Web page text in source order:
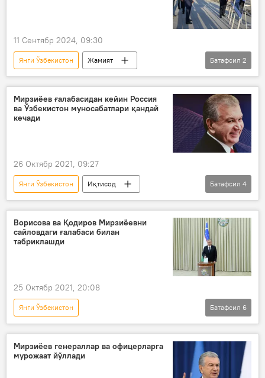
11 Сентябр 2024, 09:30
Янги Ўзбекистон
Жамият
Ўзбекистон
Шавкат Мирзиёев
қурилиш
Батафсил 2
Мирзиёев ғалабасидан кейин Россия
ва Ўзбекистон муносабатлари қандай
кечади
26 Октябр 2021, 09:27
Янги Ўзбекистон
Иқтисод
Ўзбекистон
Шавкат Мирзиёев
сайлов натижалари
Россия
Батафсил 4
Ворисова ва Қодиров Мирзиёевни
сайловдаги ғалабаси билан
табриклашди
25 Октябр 2021, 20:08
Янги Ўзбекистон
Ўзбекистонда президент сайловлари-2021
Шавкат Мирзиёев
сайловлар
Алишер Қодиров
Батафсил 6
Мирзиёев генераллар ва офицерларга
мурожаат йўллади